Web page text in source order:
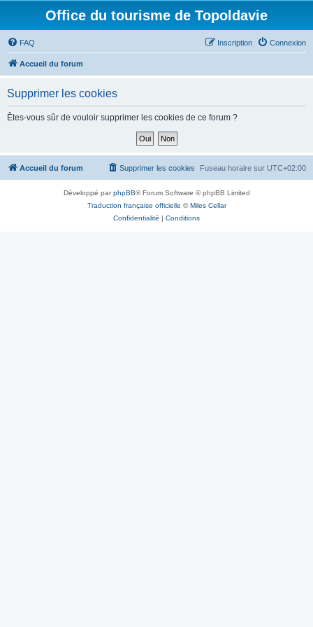
Office du tourisme de Topoldavie
FAQ Connexion
Inscription
Accueil du forum
Supprimer les cookies
Êtes-vous sûr de vouloir supprimer les cookies de ce forum ?
Accueil du forum Fuseau horaire sur UTC+02:00
Supprimer les cookies
Développé parphpBB® Forum Software © phpBB Limited
Traduction française officielle ©Miles Cellar
Confidentialité | Conditions